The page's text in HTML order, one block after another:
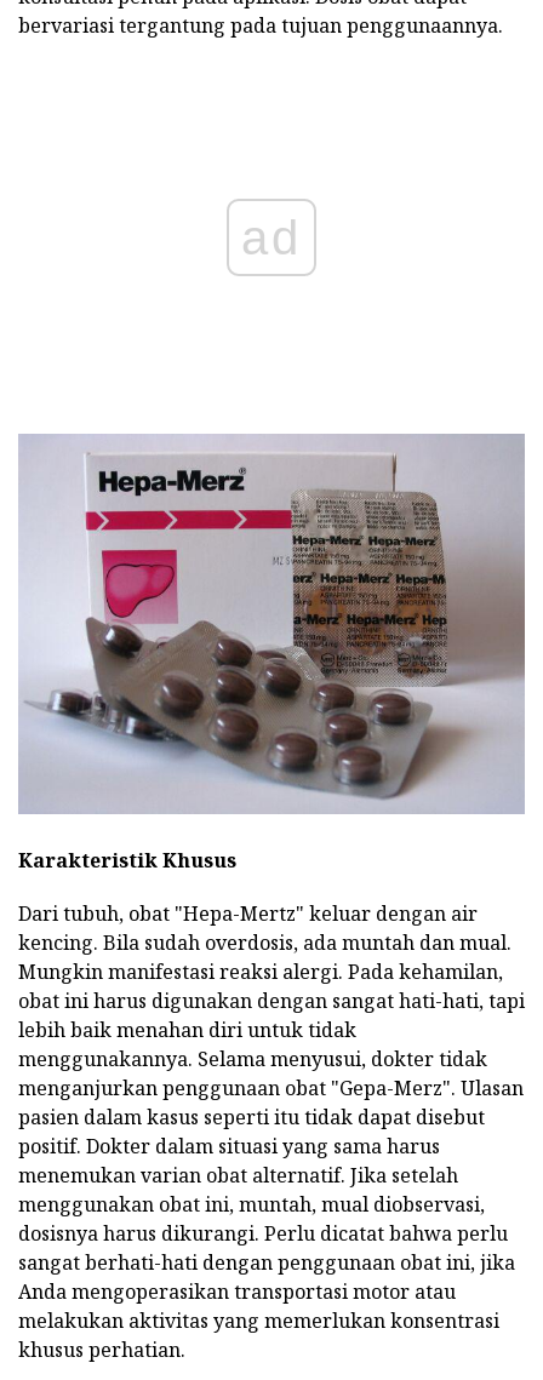
bervariasi tergantung pada tujuan penggunaannya.
ad
Karakteristik Khusus
Dari tubuh, obat "Hepa-Mertz" keluar dengan air
kencing. Bila sudah overdosis, ada muntah dan mual.
Mungkin manifestasi reaksi alergi. Pada kehamilan,
obat ini harus digunakan dengan sangat hati-hati, tapi
lebih baik menahan diri untuk tidak
menggunakannya. Selama menyusui, dokter tidak
menganjurkan penggunaan obat "Gepa-Merz". Ulasan
pasien dalam kasus seperti itu tidak dapat disebut
positif. Dokter dalam situasi yang sama harus
menemukan varian obat alternatif. Jika setelah
menggunakan obat ini, muntah, mual diobservasi,
dosisnya harus dikurangi. Perlu dicatat bahwa perlu
sangat berhati-hati dengan penggunaan obat ini, jika
Anda mengoperasikan transportasi motor atau
melakukan aktivitas yang memerlukan konsentrasi
khusus perhatian.